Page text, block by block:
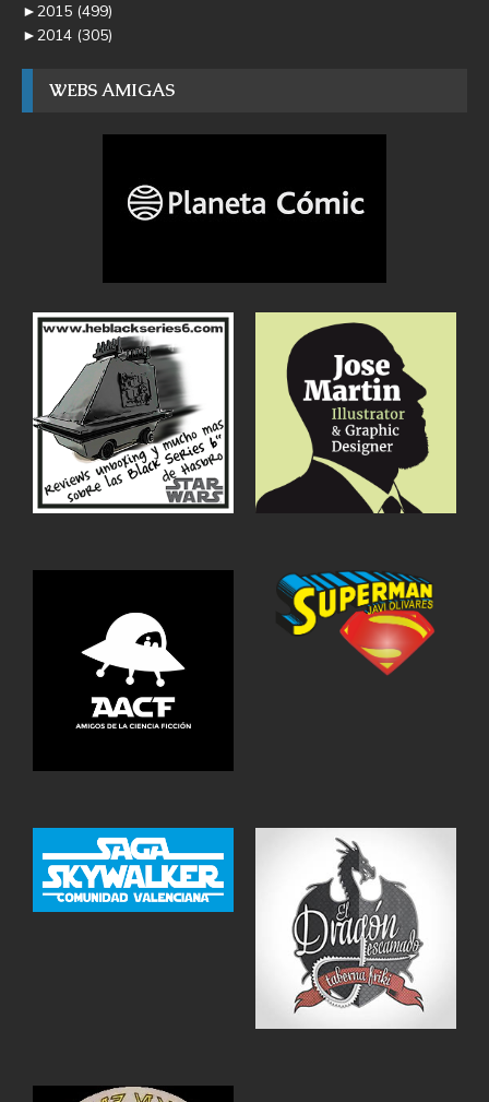
►2015 (499)
►2014 (305)
WEBS AMIGAS